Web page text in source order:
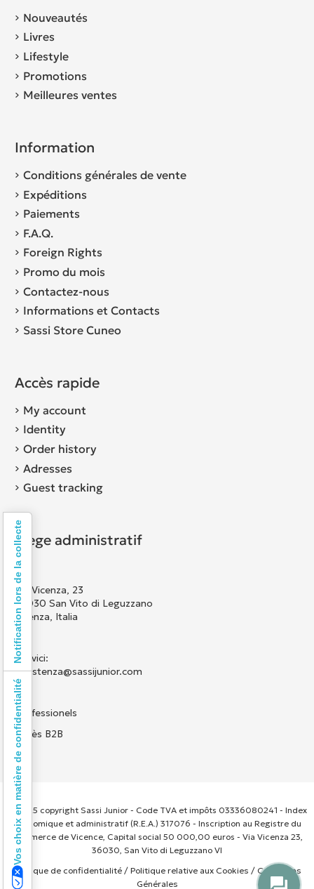
Nouveautés
Livres
Lifestyle
Promotions
Meilleures ventes
Information
Conditions générales de vente
Expéditions
Paiements
F.A.Q.
Foreign Rights
Promo du mois
Contactez-nous
Informations et Contacts
Sassi Store Cuneo
Accès rapide
My account
Identity
Order history
Adresses
Guest tracking
Siège administratif
Via Vicenza, 23
36030 San Vito di Leguzzano
Vicenza, Italia
Scrivici:
assistenza@sassijunior.com
Professionels
Accès B2B
© 2025 copyright Sassi Junior - Code TVA et impôts 03336080241 - Index
économique et administratif (R.E.A.) 317076 - Inscription au Registre du
Commerce de Vicence, Capital social 50 000,00 euros - Via Vicenza 23,
36030, San Vito di Leguzzano VI
Politique de confidentialité/ Politique relative aux Cookies / Conditions
Générales
Vos choix en matière de confidentialité
Notification lors de la collecte